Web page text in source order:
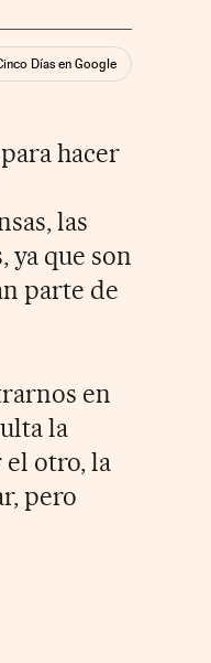
Días en Google
hacer
las
ya que son
parte de
en
la
el otro, la
pero